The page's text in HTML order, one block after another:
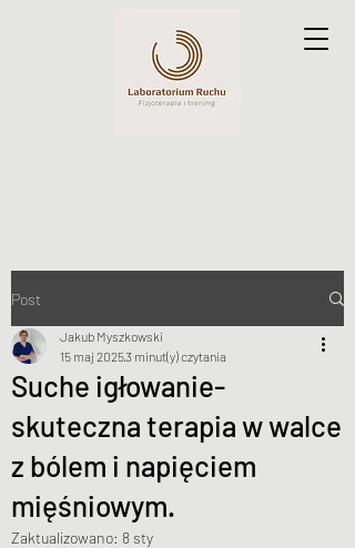
Post
Suche igłowanie-
skuteczna terapia w walce
z bólem i napięciem
mięśniowym.
Jakub Myszkowski
15 maj 20253 minut(y) czytania
Zaktualizowano: 8 sty